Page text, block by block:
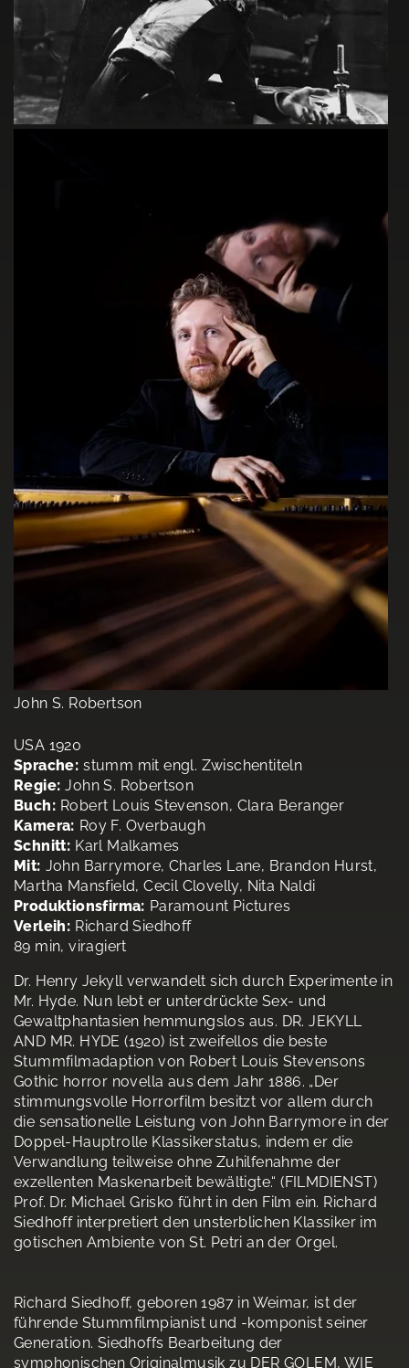
John S. Robertson
USA 1920
Sprache: stumm mit engl. Zwischentiteln
Regie: John S. Robertson
Buch: Robert Louis Stevenson, Clara Beranger
Kamera: Roy F. Overbaugh
Schnitt: Karl Malkames
Mit: John Barrymore, Charles Lane, Brandon Hurst,
Martha Mansfield, Cecil Clovelly, Nita Naldi
Produktionsfirma: Paramount Pictures
Verleih: Richard Siedhoff
89 min, viragiert
Dr. Henry Jekyll verwandelt sich durch Experimente in
Mr. Hyde. Nun lebt er unterdrückte Sex- und
Gewaltphantasien hemmungslos aus. DR. JEKYLL
AND MR. HYDE (1920) ist zweifellos die beste
Stummfilmadaption von Robert Louis Stevensons
Gothic horror novella aus dem Jahr 1886. „Der
stimmungsvolle Horrorfilm besitzt vor allem durch
die sensationelle Leistung von John Barrymore in der
Doppel-Hauptrolle Klassikerstatus, indem er die
Verwandlung teilweise ohne Zuhilfenahme der
exzellenten Maskenarbeit bewältigte.“ (FILMDIENST)
Prof. Dr. Michael Grisko führt in den Film ein. Richard
Siedhoff interpretiert den unsterblichen Klassiker im
gotischen Ambiente von St. Petri an der Orgel.
Richard Siedhoff, geboren 1987 in Weimar, ist der
führende Stummfilmpianist und -komponist seiner
Generation. Siedhoffs Bearbeitung der
symphonischen Originalmusik zu DER GOLEM, WIE